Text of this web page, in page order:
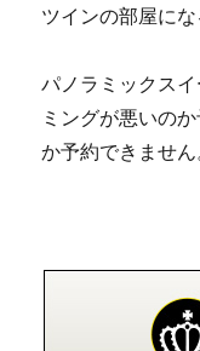
ツインの部屋にな
パノラミックス
ミングが悪いの
か予約できません